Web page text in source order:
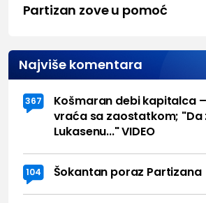
Partizan zove u pomoć
Najviše komentara
367
Košmaran debi kapitalca
vraća sa zaostatkom; "Da
Lukasenu..." VIDEO
104 Šokantan poraz Partizana